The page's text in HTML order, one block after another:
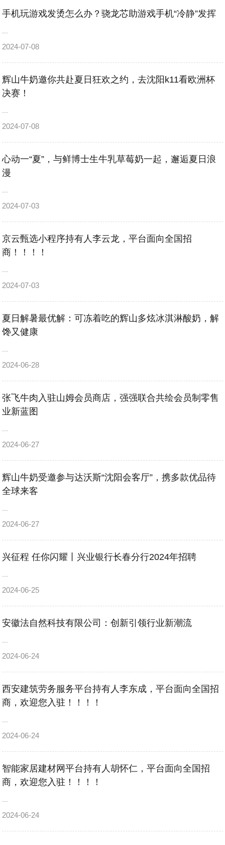
手机玩游戏发烫怎么办？骁龙芯助游戏手机“冷静”发挥
2024-07-08
辉山牛奶邀你共赴夏日狂欢之约，去沈阳k11看欧洲杯
决赛！
2024-07-08
心动一“夏”，与鲜博士生牛乳草莓奶一起，邂逅夏日浪
漫
2024-07-03
京云甄选小程序持有人李云龙，平台面向全国招
商！！！！
2024-07-03
夏日解暑最优解：可冻着吃的辉山多炫冰淇淋酸奶，解
馋又健康
2024-06-28
张飞牛肉入驻山姆会员商店，强强联合共绘会员制零售
业新蓝图
2024-06-27
辉山牛奶受邀参与达沃斯“沈阳会客厅”，携多款优品待
全球来客
2024-06-27
兴征程 任你闪耀丨兴业银行长春分行2024年招聘
2024-06-25
安徽法自然科技有限公司：创新引领行业新潮流
2024-06-24
西安建筑劳务服务平台持有人李东成，平台面向全国招
商，欢迎您入驻！！！！
2024-06-24
智能家居建材网平台持有人胡怀仁，平台面向全国招
商，欢迎您入驻！！！！
2024-06-24